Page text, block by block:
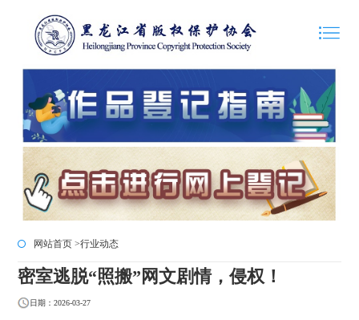
网站首页 >行业动态
密室逃脱“照搬”网文剧情，侵权！
日期：2026-03-27